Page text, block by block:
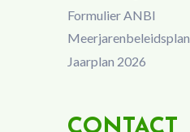
Formulier ANBI
Meerjarenbeleidsplan
Jaarplan 2026